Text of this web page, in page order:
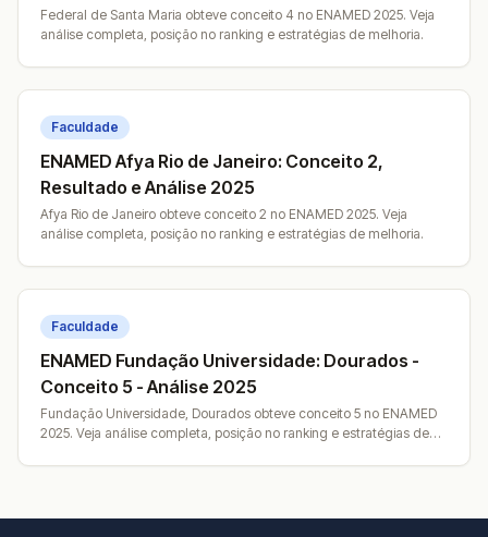
Federal de Santa Maria obteve conceito 4 no ENAMED 2025. Veja
análise completa, posição no ranking e estratégias de melhoria.
Faculdade
ENAMED Afya Rio de Janeiro: Conceito 2,
Resultado e Análise 2025
Afya Rio de Janeiro obteve conceito 2 no ENAMED 2025. Veja
análise completa, posição no ranking e estratégias de melhoria.
Faculdade
ENAMED Fundação Universidade: Dourados -
Conceito 5 - Análise 2025
Fundação Universidade, Dourados obteve conceito 5 no ENAMED
2025. Veja análise completa, posição no ranking e estratégias de